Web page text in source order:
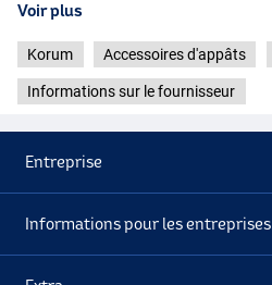
Voir plus
Korum Accessoires d'appâts
Informations sur le fournisseur
Entreprise
Informations pour les entreprises